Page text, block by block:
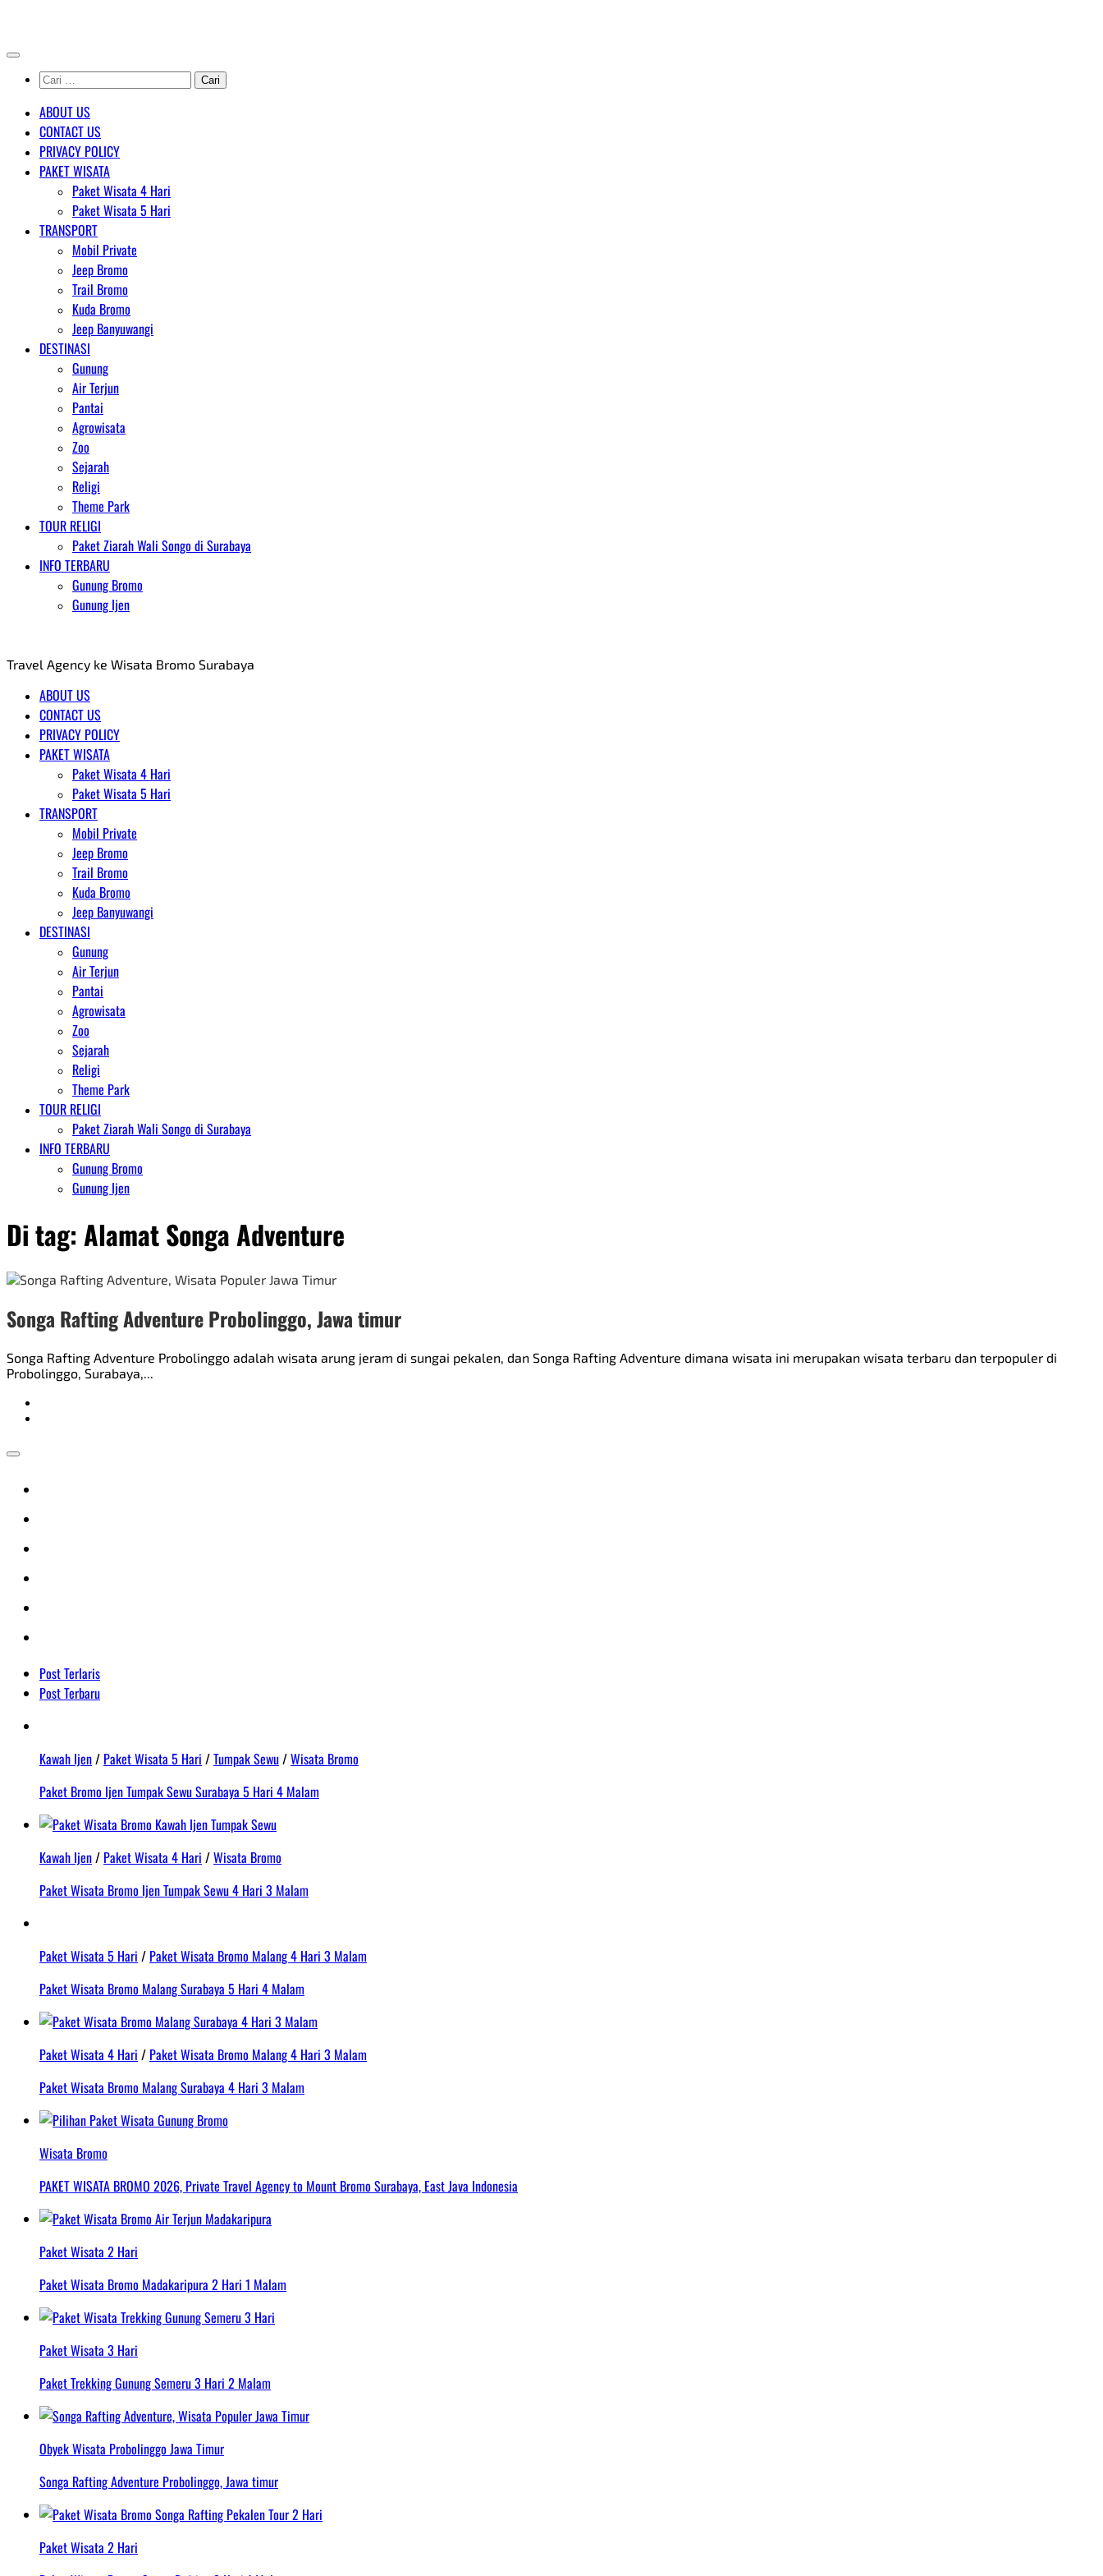
content
Cari
untuk:
ABOUT US
CONTACT US
PRIVACY POLICY
PAKET WISATA
Paket Wisata 4 Hari
Paket Wisata 5 Hari
TRANSPORT
Mobil Private
Jeep Bromo
Trail Bromo
Kuda Bromo
Jeep Banyuwangi
DESTINASI
Gunung
Air Terjun
Pantai
Agrowisata
Zoo
Sejarah
Religi
Theme Park
TOUR RELIGI
Paket Ziarah Wali Songo di Surabaya
INFO TERBARU
Gunung Bromo
Gunung Ijen
Travel Agency ke Wisata Bromo Surabaya
ABOUT US
CONTACT US
PRIVACY POLICY
PAKET WISATA
Paket Wisata 4 Hari
Paket Wisata 5 Hari
TRANSPORT
Mobil Private
Jeep Bromo
Trail Bromo
Kuda Bromo
Jeep Banyuwangi
DESTINASI
Gunung
Air Terjun
Pantai
Agrowisata
Zoo
Sejarah
Religi
Theme Park
TOUR RELIGI
Paket Ziarah Wali Songo di Surabaya
INFO TERBARU
Gunung Bromo
Gunung Ijen
Di tag: Alamat Songa Adventure
Songa Rafting Adventure Probolinggo, Jawa timur
Songa Rafting Adventure Probolinggo adalah wisata arung jeram di sungai pekalen, dan Songa Rafting Adventure dimana wisata ini merupakan wisata terbaru dan terpopuler di
Probolinggo, Surabaya,...
Post Terlaris
Post Terbaru
Kawah Ijen/ Paket Wisata 5 Hari /Tumpak Sewu/Wisata Bromo
Paket Bromo Ijen Tumpak Sewu Surabaya 5 Hari 4 Malam
Kawah Ijen/ Paket Wisata 4 Hari /Wisata Bromo
Paket Wisata Bromo Ijen Tumpak Sewu 4 Hari 3 Malam
Paket Wisata 5 Hari / Paket Wisata Bromo Malang 4 Hari 3 Malam
Paket Wisata Bromo Malang Surabaya 5 Hari 4 Malam
Paket Wisata 4 Hari / Paket Wisata Bromo Malang 4 Hari 3 Malam
Paket Wisata Bromo Malang Surabaya 4 Hari 3 Malam
Wisata Bromo
PAKET WISATA BROMO 2026, Private Travel Agency to Mount Bromo Surabaya, East Java Indonesia
Paket Wisata 2 Hari
Paket Wisata Bromo Madakaripura 2 Hari 1 Malam
Paket Wisata 3 Hari
Paket Trekking Gunung Semeru 3 Hari 2 Malam
Obyek Wisata Probolinggo Jawa Timur
Songa Rafting Adventure Probolinggo, Jawa timur
Paket Wisata 2 Hari